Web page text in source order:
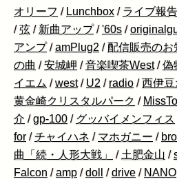
オリーフ / Lunchbox / ライブ報告
/弦 / 新曲アップ /'60s /
アンプ /amPlug2 /配信販売のお
の曲 /安城岬 /音楽喫茶West /偽
イエム /west / U2 / radio /西伊
黄金崎クリスタルパーク /
介 /gp-100 / グッバイメンフィス
for /チャイハネ / マホガニー /
曲「続・人形大戦」
/ 土肥金山 /
Falcon /amp /doll /drive / NANO